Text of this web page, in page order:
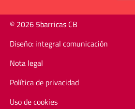
© 2026 5barricas CB
Diseño: integral comunicación
Nota legal
Política de privacidad
Uso de cookies